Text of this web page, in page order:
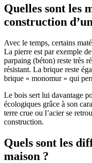
Quelles sont les
construction
Avec le temps, certains
La pierre est par exemple
parpaing (béton) reste très
résistant. La brique reste
brique « monomur » qui
Le bois sert lui davantage
écologiques grâce à son
terre crue ou l’acier se
construction.
Quels sont les
maison ?